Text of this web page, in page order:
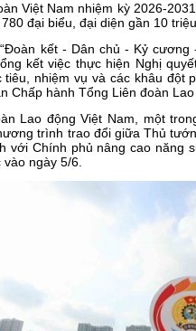
Việt Nam nhiệm kỳ 2026-
đại biểu, đại diện gần 10
kết - Dân chủ - Kỷ
kết việc thực hiện Nghị
tiêu, nhiệm vụ và các khâu
Chấp hành Tổng Liên đoàn
Lao động Việt Nam, một
trình trao đổi giữa Thủ
với Chính phủ nâng cao năng
ngày 5/6.